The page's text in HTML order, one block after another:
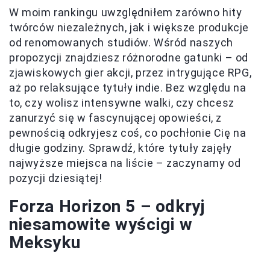
W moim rankingu uwzględniłem zarówno hity
twórców niezależnych, jak i większe produkcje
od renomowanych studiów. Wśród naszych
propozycji znajdziesz różnorodne gatunki – od
zjawiskowych gier akcji, przez intrygujące RPG,
aż po relaksujące tytuły indie. Bez względu na
to, czy wolisz intensywne walki, czy chcesz
zanurzyć się w fascynującej opowieści, z
pewnością odkryjesz coś, co pochłonie Cię na
długie godziny. Sprawdź, które tytuły zajęły
najwyższe miejsca na liście – zaczynamy od
pozycji dziesiątej!
Forza Horizon 5 – odkryj
niesamowite wyścigi w
Meksyku